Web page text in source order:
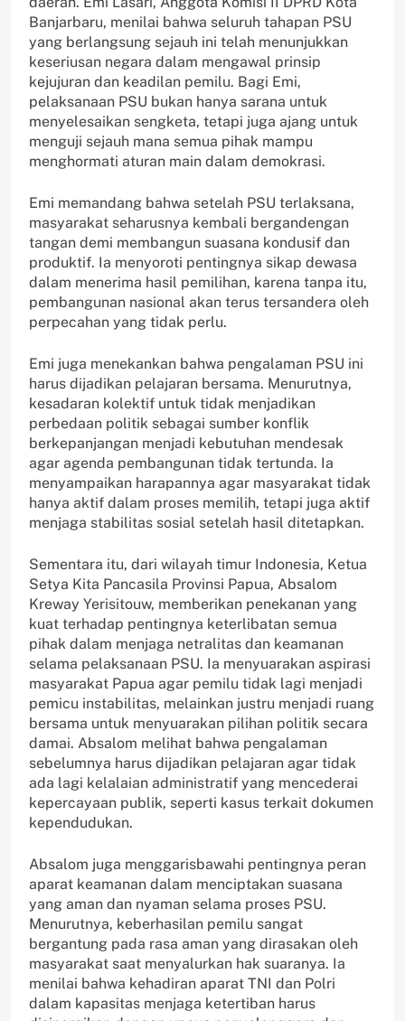
Banjarbaru, menilai bahwa seluruh tahapan PSU
yang berlangsung sejauh ini telah menunjukkan
keseriusan negara dalam mengawal prinsip
kejujuran dan keadilan pemilu. Bagi Emi,
pelaksanaan PSU bukan hanya sarana untuk
menyelesaikan sengketa, tetapi juga ajang untuk
menguji sejauh mana semua pihak mampu
menghormati aturan main dalam demokrasi.
Emi memandang bahwa setelah PSU terlaksana,
masyarakat seharusnya kembali bergandengan
tangan demi membangun suasana kondusif dan
produktif. Ia menyoroti pentingnya sikap dewasa
dalam menerima hasil pemilihan, karena tanpa itu,
pembangunan nasional akan terus tersandera oleh
perpecahan yang tidak perlu.
Emi juga menekankan bahwa pengalaman PSU ini
harus dijadikan pelajaran bersama. Menurutnya,
kesadaran kolektif untuk tidak menjadikan
perbedaan politik sebagai sumber konflik
berkepanjangan menjadi kebutuhan mendesak
agar agenda pembangunan tidak tertunda. Ia
menyampaikan harapannya agar masyarakat tidak
hanya aktif dalam proses memilih, tetapi juga aktif
menjaga stabilitas sosial setelah hasil ditetapkan.
Sementara itu, dari wilayah timur Indonesia, Ketua
Setya Kita Pancasila Provinsi Papua, Absalom
Kreway Yerisitouw, memberikan penekanan yang
kuat terhadap pentingnya keterlibatan semua
pihak dalam menjaga netralitas dan keamanan
selama pelaksanaan PSU. Ia menyuarakan aspirasi
masyarakat Papua agar pemilu tidak lagi menjadi
pemicu instabilitas, melainkan justru menjadi ruang
bersama untuk menyuarakan pilihan politik secara
damai. Absalom melihat bahwa pengalaman
sebelumnya harus dijadikan pelajaran agar tidak
ada lagi kelalaian administratif yang mencederai
kepercayaan publik, seperti kasus terkait dokumen
kependudukan.
Absalom juga menggarisbawahi pentingnya peran
aparat keamanan dalam menciptakan suasana
yang aman dan nyaman selama proses PSU.
Menurutnya, keberhasilan pemilu sangat
bergantung pada rasa aman yang dirasakan oleh
masyarakat saat menyalurkan hak suaranya. Ia
menilai bahwa kehadiran aparat TNI dan Polri
dalam kapasitas menjaga ketertiban harus